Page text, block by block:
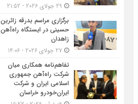
برگزاری مراسم بدرقه زائرین
حسینی در ایستگاه راه‌آهن
زاهدان
تفاهم‌نامه همکاری میان
شرکت راه‌آهن جمهوری
اسلامی ایران و شرکت
ایران‌خودرو خراسان